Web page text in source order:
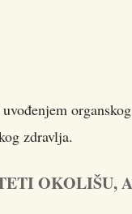
zdravlja.
OKOLIŠU,